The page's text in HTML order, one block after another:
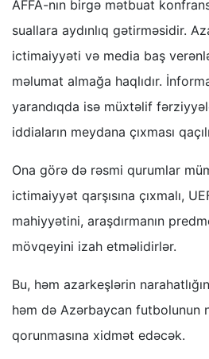
AFFA-nın birgə mətbuat
suallara aydınlıq gətirməsidir.
ictimaiyyəti və media baş
məlumat almağa haqlıdır.
yarandıqda isə müxtəlif
iddiaların meydana çıxması
Ona görə də rəsmi qurumlar
ictimaiyyət qarşısına çıxmalı,
mahiyyətini, araşdırmanın
mövqeyini izah etməlidirlər.
Bu, həm azarkeşlərin
həm də Azərbaycan futbolunun
qorunmasına xidmət edəcək.